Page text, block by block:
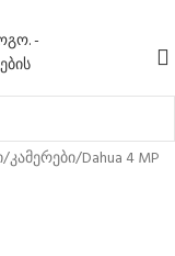
/კამერები/Dahua 4 MP